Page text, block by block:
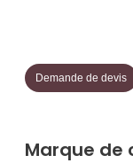
Demande de devis
Marque de